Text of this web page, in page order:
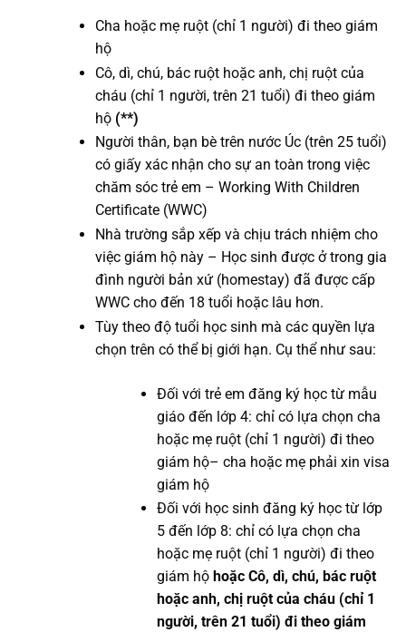
Cha hoặc mẹ ruột (chỉ 1 người) đi theo giám
hộ
Cô, dì, chú, bác ruột hoặc anh, chị ruột của
cháu (chỉ 1 người, trên 21 tuổi) đi theo giám
hộ(**)
Người thân, bạn bè trên nước Úc (trên 25 tuổi)
có giấy xác nhận cho sự an toàn trong việc
chăm sóc trẻ em – Working With Children
Certificate (WWC)
Nhà trường sắp xếp và chịu trách nhiệm cho
việc giám hộ này – Học sinh được ở trong gia
đình người bản xứ (homestay) đã được cấp
WWC cho đến 18 tuổi hoặc lâu hơn.
Tùy theo độ tuổi học sinh mà các quyền lựa
chọn trên có thể bị giới hạn. Cụ thể như sau:
Đối với trẻ em đăng ký học từ mẫu
giáo đến lớp 4: chỉ có lựa chọn cha
hoặc mẹ ruột (chỉ 1 người) đi theo
giám hộ– cha hoặc mẹ phải xin visa
giám hộ
Đối với học sinh đăng ký học từ lớp
5 đến lớp 8: chỉ có lựa chọn cha
hoặc mẹ ruột (chỉ 1 người) đi theo
giám hộ hoặc Cô, dì, chú, bác ruột
hoặc anh, chị ruột của cháu (chỉ 1
người, trên 21 tuổi) đi theo giám